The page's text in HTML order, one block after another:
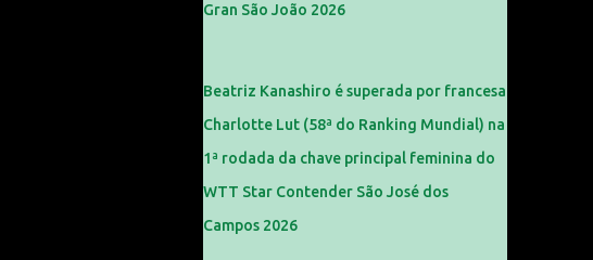
Gran São João 2026
Beatriz Kanashiro é superada por francesa
Charlotte Lut (58ª do Ranking Mundial) na
1ª rodada da chave principal feminina do
WTT Star Contender São José dos
Campos 2026